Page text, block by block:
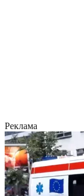
Реклама